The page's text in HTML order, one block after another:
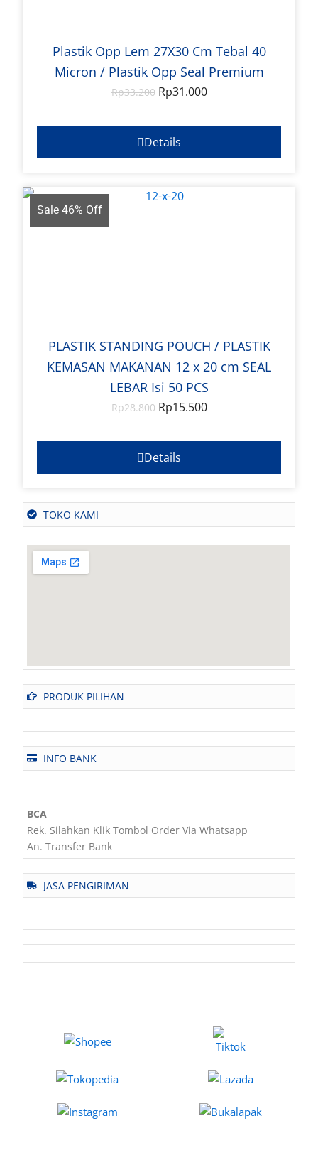
Plastik Opp Lem 27X30 Cm Tebal 40
Micron / Plastik Opp Seal Premium
Rp33.200 Rp31.000
Details
Sale 46% Off
PLASTIK STANDING POUCH / PLASTIK
KEMASAN MAKANAN 12 x 20 cm SEAL
LEBAR Isi 50 PCS
Rp28.800 Rp15.500
Details
TOKO KAMI
PRODUK PILIHAN
INFO BANK
BCA
Rek. Silahkan Klik Tombol Order Via Whatsapp
An. Transfer Bank
JASA PENGIRIMAN